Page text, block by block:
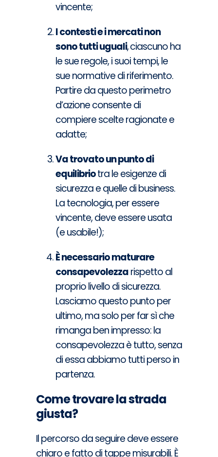
vincente;
I contesti e i mercati non
sono tutti uguali,ciascuno ha
le sue regole, i suoi tempi, le
sue normative di riferimento.
Partire da questo perimetro
d’azione consente di
compiere scelte ragionate e
adatte;
Va trovato un punto di
equilibriotra le esigenze di
sicurezza e quelle di business.
La tecnologia, per essere
vincente, deve essere usata
(e usabile!);
È necessario maturare
consapevolezzarispetto al
proprio livello di sicurezza.
Lasciamo questo punto per
ultimo, ma solo per far sì che
rimanga ben impresso: la
consapevolezza è tutto, senza
di essa abbiamo tutti perso in
partenza.
Come trovare la strada
giusta?
Il percorso da seguire deve essere
chiaro e fatto di tappe misurabili. È